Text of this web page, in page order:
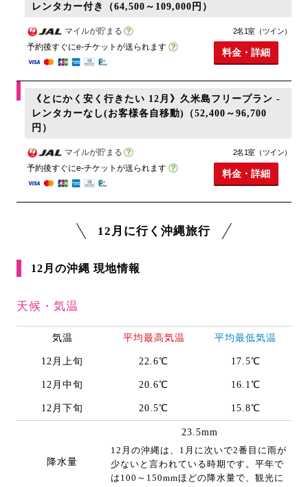
レンタカー付き（64,500～109,000円）
マイルが貯まる
予約後すぐにe-チケットが送られます
2名1室（ツイン）
料金・詳細
《とにかく安く行きたい 12月》久米島フリープラン -
レンタカーなし(お客様各自移動)（52,400～96,700
円）
マイルが貯まる
予約後すぐにe-チケットが送られます
2名1室（ツイン）
料金・詳細
12月に行く沖縄旅行
12月の沖縄 現地情報
天候・気温
気温 平均最高気温 平均最低気温
12月上旬 22.6℃ 17.5℃
12月中旬 20.6℃ 16.1℃
12月下旬 20.5℃ 15.8℃
降水量
23.5mm
12月の沖縄は、1月に次いで2番目に雨が
少ないと言われている時期です。平年で
は100～150mmほどの降水量で、観光に